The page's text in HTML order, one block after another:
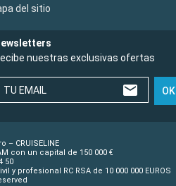
del sitio
nuestras exclusivas ofertas
TU EMAIL OK
CRUISELINE
con un capital de 150 000 €
50
y profesional RC RSA de 10 000 000 EUROS